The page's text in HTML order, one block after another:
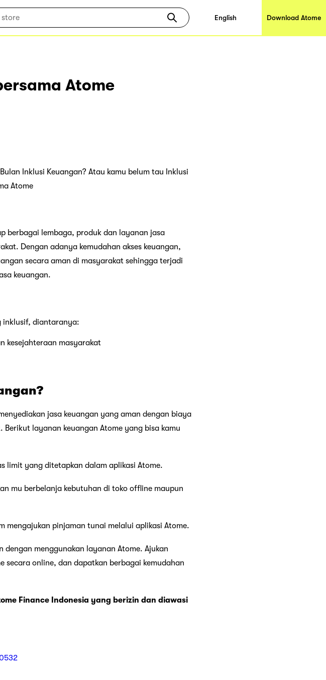
English Download Atome
Atome
Inklusi Keuangan? Atau kamu belum tau Inklusi
Atome
berbagai lembaga, produk dan layanan jasa
Dengan adanya kemudahan akses keuangan,
secara aman di masyarakat sehingga terjadi
keuangan.
inklusif, diantaranya:
kesejahteraan masyarakat
jasa keuangan yang aman dengan biaya
layanan keuangan Atome yang bisa kamu
limit yang ditetapkan dalam aplikasi Atome.
mu berbelanja kebutuhan di toko offline maupun
mengajukan pinjaman tunai melalui aplikasi Atome.
menggunakan layanan Atome. Ajukan
secara online, dan dapatkan berbagai kemudahan
Finance Indonesia yang berizin dan diawasi